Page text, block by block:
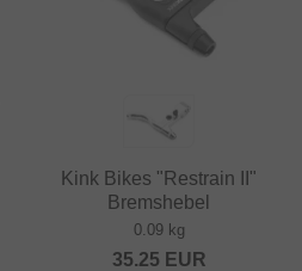
Kink Bikes "Restrain II"
Bremshebel
0.09 kg
35.25 EUR